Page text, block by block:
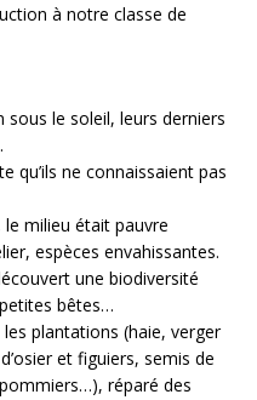
à notre classe de
le soleil, leurs derniers
qu’ils ne connaissaient pas
le milieu était pauvre
espèces envahissantes.
une biodiversité
bêtes…
plantations (haie, verger
et figuiers, semis de
réparé des